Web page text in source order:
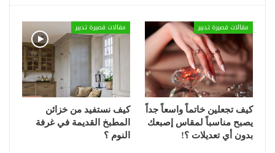
مقالات قصيرة تدبير
كيف تجعلين خاتماً واسعاً جداً
يصبح مناسباً لمقاس إصبعك
بدون أي تعديلات ؟!
مقالات قصيرة تدبير
كيف نستفيد من خزائن
المطبخ القديمة في غرفة
النوم ؟